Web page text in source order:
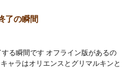
了の瞬間
る瞬間です オフライン版があるの
ャラはオリエンスとグリマルキンと